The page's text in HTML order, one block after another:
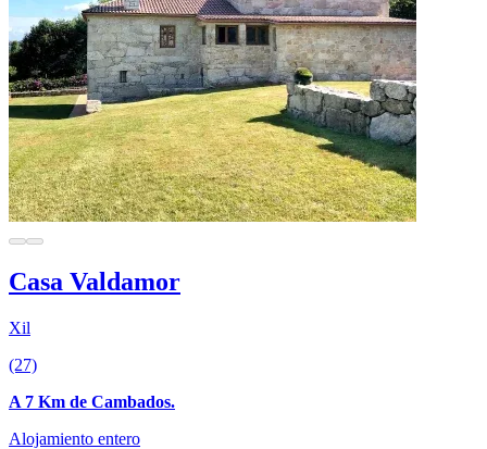
Casa Valdamor
Xil
(27)
A 7 Km de Cambados.
Alojamiento entero